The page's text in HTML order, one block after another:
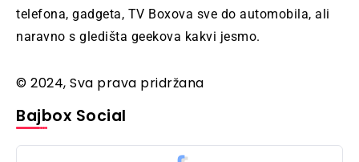
telefona, gadgeta, TV Boxova sve do automobila, ali
naravno s gledišta geekova kakvi jesmo.
© 2024, Sva prava pridržana
Bajbox Social